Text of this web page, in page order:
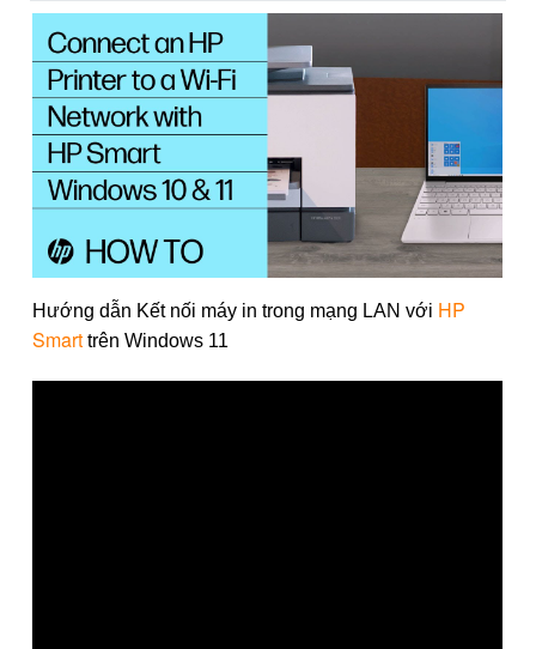
Hướng dẫn Kết nối máy in trong mạng LAN với HP
Smart trên Windows 11